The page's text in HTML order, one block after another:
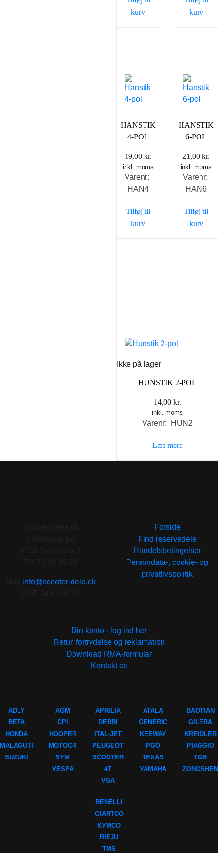
kurv
kurv
HANSTIK
4-POL
19,00 kr.
inkl. moms
Varenr:
HAN4
Tilføj til
kurv
HANSTIK
6-POL
21,00kr.
inkl. moms
Varenr:
HAN6
Tilføj til
kurv
Ikke på lager
HUNSTIK 2-POL
14,00 kr.
inkl. moms
Varenr: HUN2
Læs mere
info@scooter-dele.dk
Forside
Find reservedele
Handelsbetingelser
Persondata-, cookie- og
privatlivspolitik
Din konto - log ind her
Retur, fortrydelse og reklamation
Download RMA-formular
Kontakt os
ADLY
BETA
HONDA
MALAGUTI
SUZUKI
AGM
CPI
HOOPER
MOTOCR
SYM
VESPA
APRILIA
DERBI
ITAL-JET
PEUGEOT
SCOOTER
4T
VGA
ATALA
GENERIC
KEEWAY
PGO
TEXAS
YAMAHA
BAOTIAN
GILERA
KREIDLER
PIAGGIO
TGB
ZONGSHEN
BENELLI
GIANTCO
KYMCO
RIEJU
TMS